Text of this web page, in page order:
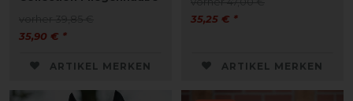
35,90 € *
ARTIKEL MERKEN
35,25 € *
ARTIKEL MERKEN